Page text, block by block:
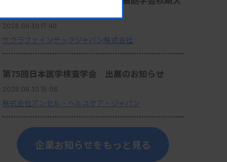
2026.06.30 17:40
サクラファインテックジャパン株式会社
第75回日本医学検査学会 出展のお知らせ
2026.06.30 15:06
株式会社アンセル・ヘルスケア・ジャパン
企業お知らせをもっと見る